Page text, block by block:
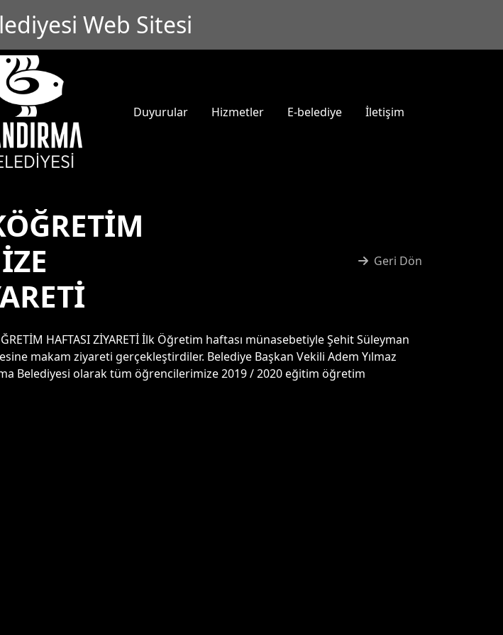
Web Sitesi
Duyurular Hizmetler E-belediye İletişim
Geri Dön
HAFTASI ZİYARETİ İlk Öğretim haftası münasebetiyle Şehit Süleyman
makam ziyareti gerçekleştirdiler. Belediye Başkan Vekili Adem Yılmaz
Belediyesi olarak tüm öğrencilerimize 2019 / 2020 eğitim öğretim